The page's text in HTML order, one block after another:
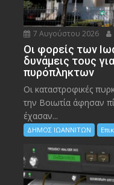
7 Αυγούστου 2026
Οι φορείς των
δυνάμεις τους
πυρόπληκτων
Οι καταστροφικές
την Bοιωτία άφησαν
έχασαν...
ΔΗΜΟΣ ΙΩΑΝΝΙΤΩΝ